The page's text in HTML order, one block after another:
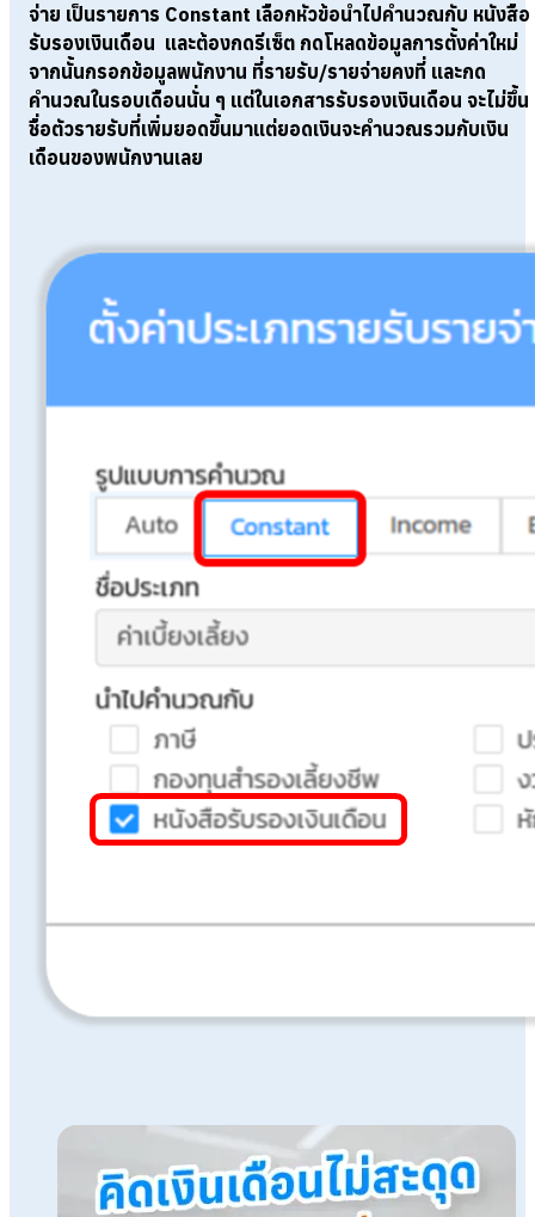
จ่าย เป็นรายการ Constant เลือกหัวข้อนำไปคำนวณกับ หนังสือ
รับรองเงินเดือน และต้องกดรีเซ็ต กดโหลดข้อมูลการตั้งค่าใหม่
จากนั้นกรอกข้อมูลพนักงาน ที่รายรับ/รายจ่ายคงที่ และกด
คำนวณในรอบเดือนนั่น ๆ แต่ในเอกสารรับรองเงินเดือน จะไม่ขึ้น
ชื่อตัวรายรับที่เพิ่มยอดขึ้นมาแต่ยอดเงินจะคำนวณรวมกับเงิน
เดือนของพนักงานเลย